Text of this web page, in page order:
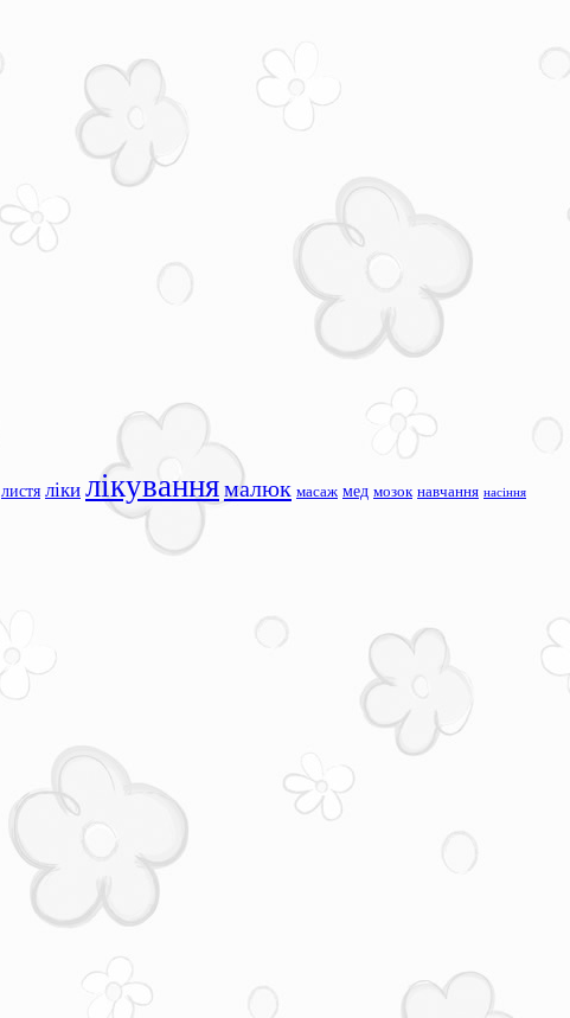
листя ліки лікуваннямалюк масаж мед мозок навчання насіння